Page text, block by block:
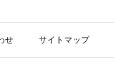
せ サイトマップ